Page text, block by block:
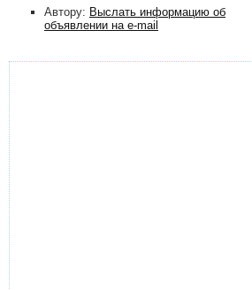
Автору: Выслать информацию об
объявлении на e-mail